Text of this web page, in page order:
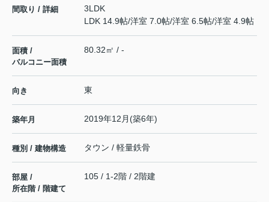
間取り / 詳細
3LDK
LDK 14.9帖/洋室 7.0帖/洋室 6.5帖/洋室 4.9帖
面積 /
バルコニー面積
80.32㎡ / -
向き 東
築年月 2019年12月(築6年)
種別 / 建物構造 タウン / 軽量鉄骨
部屋 /
所在階 / 階建て
105 / 1-2階 / 2階建